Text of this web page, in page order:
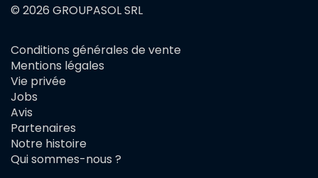
© 2026 GROUPASOL SRL
FOOTER
MENU
Conditions générales de vente
Mentions légales
Vie privée
Jobs
Avis
Partenaires
Notre histoire
Qui sommes-nous ?